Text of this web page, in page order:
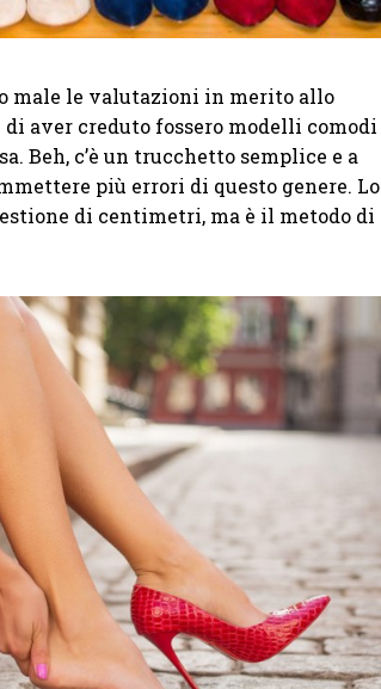
male le valutazioni in merito allo
di aver creduto fossero modelli comodi
Beh, c’è un trucchetto semplice e a
più errori di questo genere. Lo
di centimetri, ma è il metodo di